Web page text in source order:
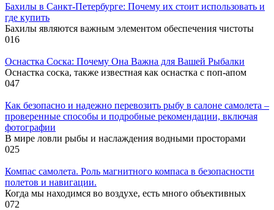
Бахилы в Санкт-Петербурге: Почему их стоит использовать и
где купить
Бахилы являются важным элементом обеспечения чистоты
016
Оснастка Соска: Почему Она Важна для Вашей Рыбалки
Оснастка соска, также известная как оснастка с поп-апом
047
Как безопасно и надежно перевозить рыбу в салоне самолета –
проверенные способы и подробные рекомендации, включая
фотографии
В мире ловли рыбы и наслаждения водными просторами
025
Компас самолета. Роль магнитного компаса в безопасности
полетов и навигации.
Когда мы находимся во воздухе, есть много объективных
072